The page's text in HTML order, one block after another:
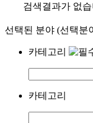
검색결과가 없
선택된 분야 (선택분
카테고리
카테고리